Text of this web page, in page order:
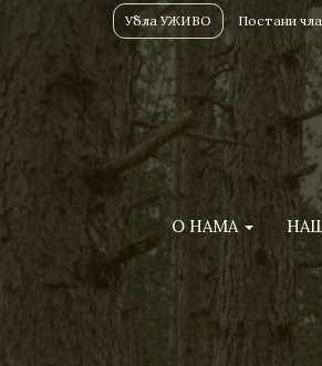
Убла УЖИВО Постани
О НАМА